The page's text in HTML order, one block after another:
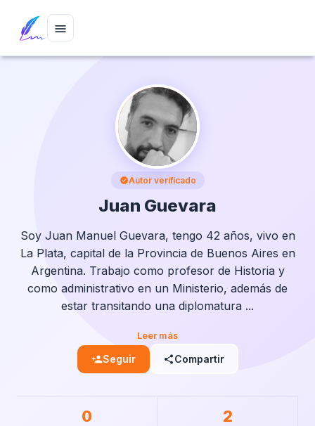
menu
verifiedAutor verificado
Juan Guevara
Soy Juan Manuel Guevara, tengo 42 años, vivo en
La Plata, capital de la Provincia de Buenos Aires en
Argentina. Trabajo como profesor de Historia y
como administrativo en un Ministerio, además de
estar transitando una diplomatura ...
Leer más
person_addSeguir shareCompartir
0 2